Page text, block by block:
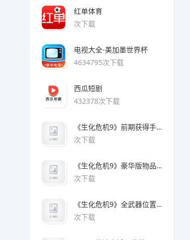
红单体育
次下载
电视大全-美加墨世界杯
4634795次下载
西瓜短剧
432378次下载
《生化危机9》前期获得手枪方法
次下载
《生化危机9》豪华版物品领取方法
次下载
《生化危机9》全武器位置及解锁方法
次下载